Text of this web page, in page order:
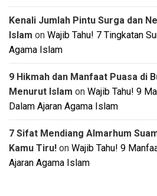
Kenali Jumlah Pintu Surga dan
Islam on Wajib Tahu! 7 Tingkatan
Agama Islam
9 Hikmah dan Manfaat Puasa di
Menurut Islam on Wajib Tahu! 9
Dalam Ajaran Agama Islam
7 Sifat Mendiang Almarhum
Kamu Tiru! on Wajib Tahu! 9
Ajaran Agama Islam